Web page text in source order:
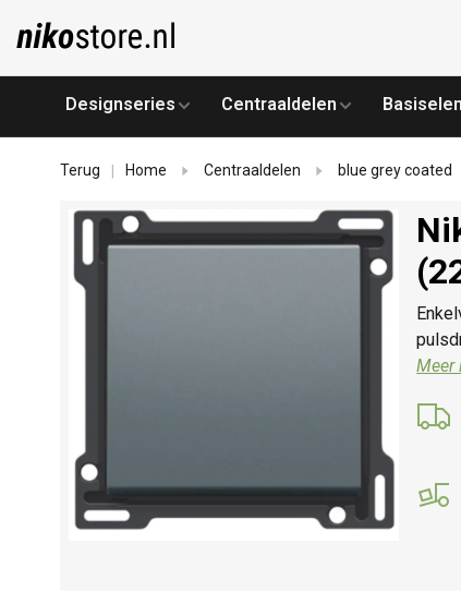
Designseries Centraaldelen
Terug Home Centraaldelen blue grey coated
Meer